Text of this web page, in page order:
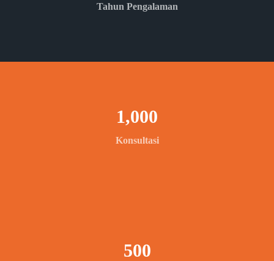
Tahun Pengalaman
Konsultasi
1,000
500